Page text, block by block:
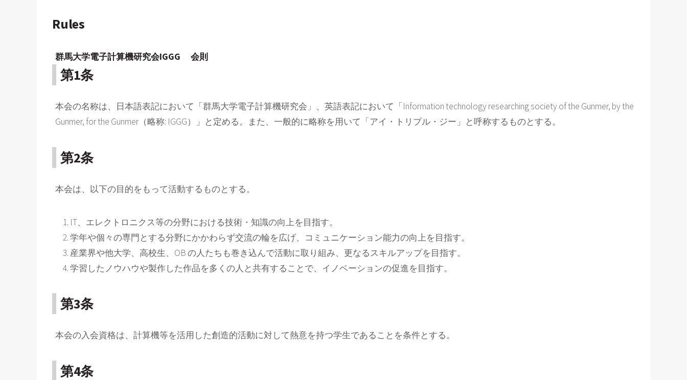
Rules
群馬大学電子計算機研究会IGGG 会則
第1条
本会の名称は、日本語表記において「群馬大学電子計算機研究会」、英語表記において「Information technology researching society of the Gunmer, by the
Gunmer, for the Gunmer（略称: IGGG）」と定める。また、一般的に略称を用いて「アイ・トリプル・ジー」と呼称するものとする。
第2条
本会は、以下の目的をもって活動するものとする。
IT、エレクトロニクス等の分野における技術・知識の向上を目指す。
学年や個々の専門とする分野にかかわらず交流の輪を広げ、コミュニケーション能力の向上を目指す。
産業界や他大学、高校生、OB の人たちも巻き込んで活動に取り組み、更なるスキルアップを目指す。
学習したノウハウや製作した作品を多くの人と共有することで、イノベーションの促進を目指す。
第3条
本会の入会資格は、計算機等を活用した創造的活動に対して熱意を持つ学生であることを条件とする。
第4条